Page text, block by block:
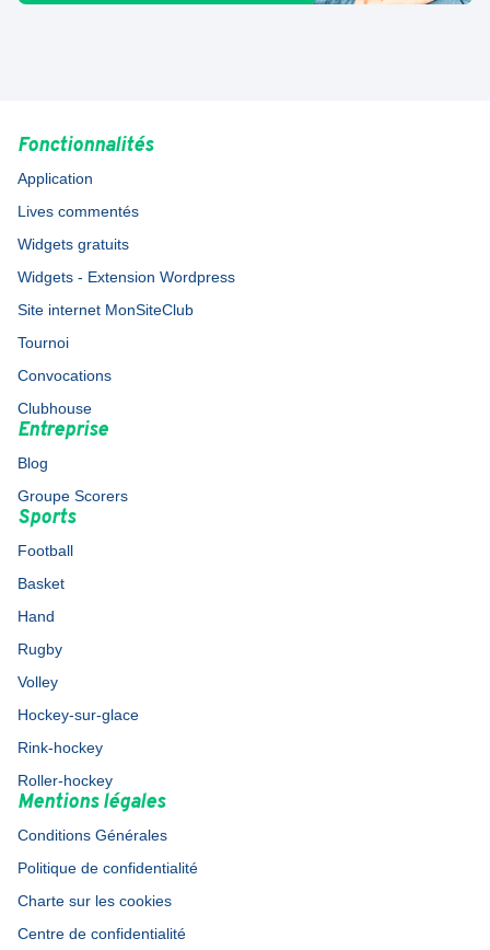
Fonctionnalités
Application
Lives commentés
Widgets gratuits
Widgets - Extension Wordpress
Site internet MonSiteClub
Tournoi
Convocations
Clubhouse
Entreprise
Blog
Groupe Scorers
Sports
Football
Basket
Hand
Rugby
Volley
Hockey-sur-glace
Rink-hockey
Roller-hockey
Mentions légales
Conditions Générales
Politique de confidentialité
Charte sur les cookies
Centre de confidentialité